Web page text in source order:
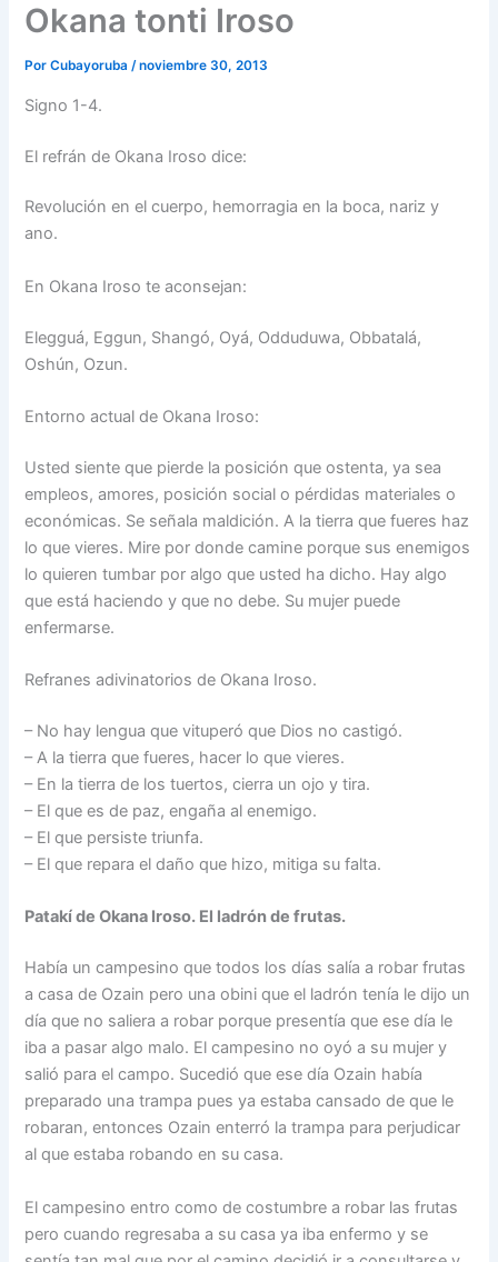
Okana tonti Iroso
PorCubayoruba/noviembre 30, 2013
Signo 1-4.
El refrán de Okana Iroso dice:
Revolución en el cuerpo, hemorragia en la boca, nariz y
ano.
En Okana Iroso te aconsejan:
Elegguá, Eggun, Shangó, Oyá, Odduduwa, Obbatalá,
Oshún, Ozun.
Entorno actual de Okana Iroso:
Usted siente que pierde la posición que ostenta, ya sea
empleos, amores, posición social o pérdidas materiales o
económicas. Se señala maldición. A la tierra que fueres haz
lo que vieres. Mire por donde camine porque sus enemigos
lo quieren tumbar por algo que usted ha dicho. Hay algo
que está haciendo y que no debe. Su mujer puede
enfermarse.
Refranes adivinatorios de Okana Iroso.
– No hay lengua que vituperó que Dios no castigó.
– A la tierra que fueres, hacer lo que vieres.
– En la tierra de los tuertos, cierra un ojo y tira.
– El que es de paz, engaña al enemigo.
– El que persiste triunfa.
– El que repara el daño que hizo, mitiga su falta.
Patakí de Okana Iroso. El ladrón de frutas.
Había un campesino que todos los días salía a robar frutas
a casa de Ozain pero una obini que el ladrón tenía le dijo un
día que no saliera a robar porque presentía que ese día le
iba a pasar algo malo. El campesino no oyó a su mujer y
salió para el campo. Sucedió que ese día Ozain había
preparado una trampa pues ya estaba cansado de que le
robaran, entonces Ozain enterró la trampa para perjudicar
al que estaba robando en su casa.
El campesino entro como de costumbre a robar las frutas
pero cuando regresaba a su casa ya iba enfermo y se